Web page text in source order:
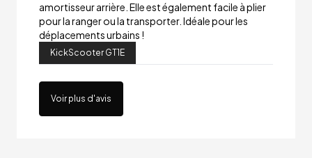
amortisseur arrière. Elle est également facile à plier
pour la ranger ou la transporter. Idéale pour les
déplacements urbains !
KickScooter GT1E
Voir plus d'avis